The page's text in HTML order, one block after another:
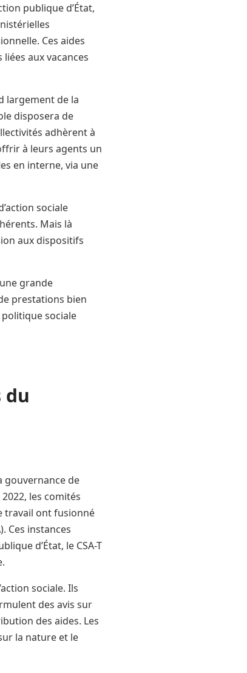
publique d’État,
Ces aides
aux vacances
largement de la
disposera de
adhèrent à
à leurs agents un
en interne, via une
sociale
Mais là
aux dispositifs
grande
prestations bien
sociale
du
gouvernance de
les comités
travail ont fusionné
Ces instances
d’État, le CSA-T
sociale. Ils
des avis sur
des aides. Les
la nature et le